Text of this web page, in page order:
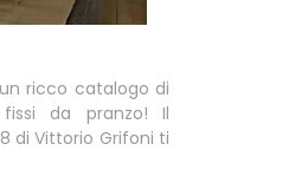
ricco catalogo di
da pranzo! Il
di Vittorio Grifoni ti